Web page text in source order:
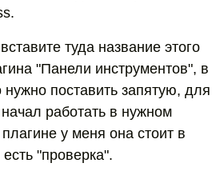
туда название этого
"Панели инструментов", в
нужно поставить запятую, для
работать в нужном
у меня она стоит в
"проверка".